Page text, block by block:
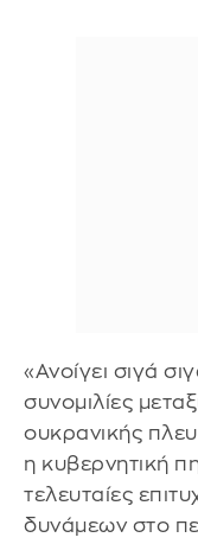
«Ανοίγει σιγά
συνομιλίες
ουκρανικής
η κυβερνητική
τελευταίες
δυνάμεων στο